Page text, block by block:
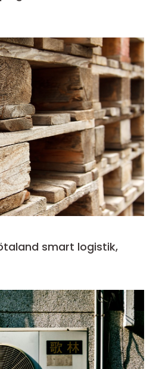
logistik,